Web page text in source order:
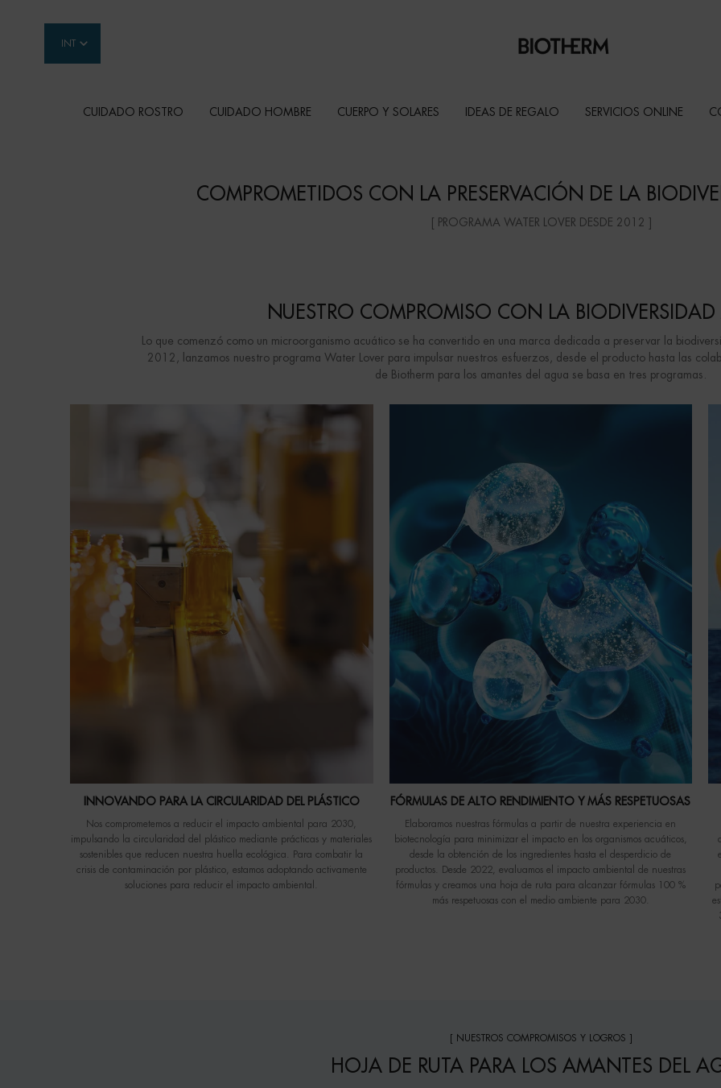
INT
CUIDADO ROSTRO CUIDADO HOMBRE CUERPO Y SOLARES IDEAS DE REGALO SERVICIOS ONLINE
COMPROMETIDOS CON LA PRESERVACIÓN DE LA
[ PROGRAMA WATER LOVER DESDE 2012 ]
NUESTRO COMPROMISO CON LA
Lo que comenzó como un microorganismo acuático se ha convertido en una marca dedicada a preservar la
2012, lanzamos nuestro programa Water Lover para impulsar nuestros esfuerzos, desde el producto hasta las
de Biotherm para los amantes del agua se basa en tres programas.
INNOVANDO PARA LA CIRCULARIDAD DEL PLÁSTICO
Nos comprometemos a reducir el impacto ambiental para 2030,
impulsando la circularidad del plástico mediante prácticas y materiales
sostenibles que reducen nuestra huella ecológica. Para combatir la
crisis de contaminación por plástico, estamos adoptando activamente
soluciones para reducir el impacto ambiental.
FÓRMULAS DE ALTO RENDIMIENTO Y MÁS RESPETUOSAS
Elaboramos nuestras fórmulas a partir de nuestra experiencia en
biotecnología para minimizar el impacto en los organismos acuáticos,
desde la obtención de los ingredientes hasta el desperdicio de
productos. Desde 2022, evaluamos el impacto ambiental de nuestras
fórmulas y creamos una hoja de ruta para alcanzar fórmulas 100 %
más respetuosas con el medio ambiente para 2030.
[ NUESTROS COMPROMISOS Y LOGROS ]
HOJA DE RUTA PARA LOS AMANTES DEL